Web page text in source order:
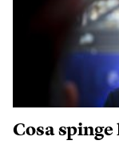
Cosa spinge